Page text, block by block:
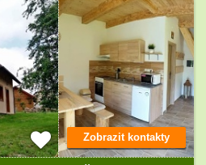
Zobrazit kontakty